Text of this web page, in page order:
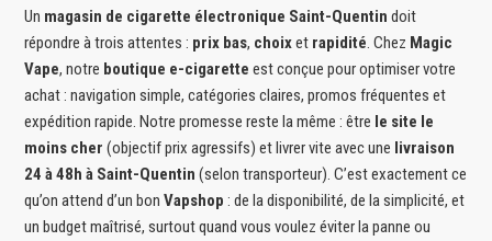
Un magasin de cigarette électronique Saint-Quentin doit
répondre à trois attentes : prix bas, choixet rapidité. Chez Magic
Vape, notre boutique e-cigarette est conçue pour optimiser votre
achat : navigation simple, catégories claires, promos fréquentes et
expédition rapide. Notre promesse reste la même : être le site le
moins cher (objectif prix agressifs) et livrer vite avec une livraison
24 à 48h à Saint-Quentin (selon transporteur). C’est exactement ce
qu’on attend d’un bonVapshop : de la disponibilité, de la simplicité, et
un budget maîtrisé, surtout quand vous voulez éviter la panne ou